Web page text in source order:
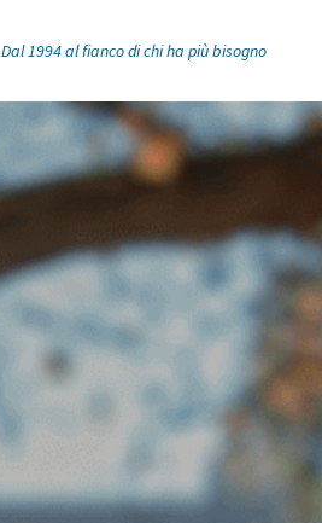
Dal 1994 al fianco di chi ha più bisogno